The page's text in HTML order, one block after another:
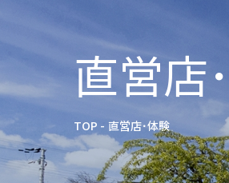
直営店
TOP 直営店･体験